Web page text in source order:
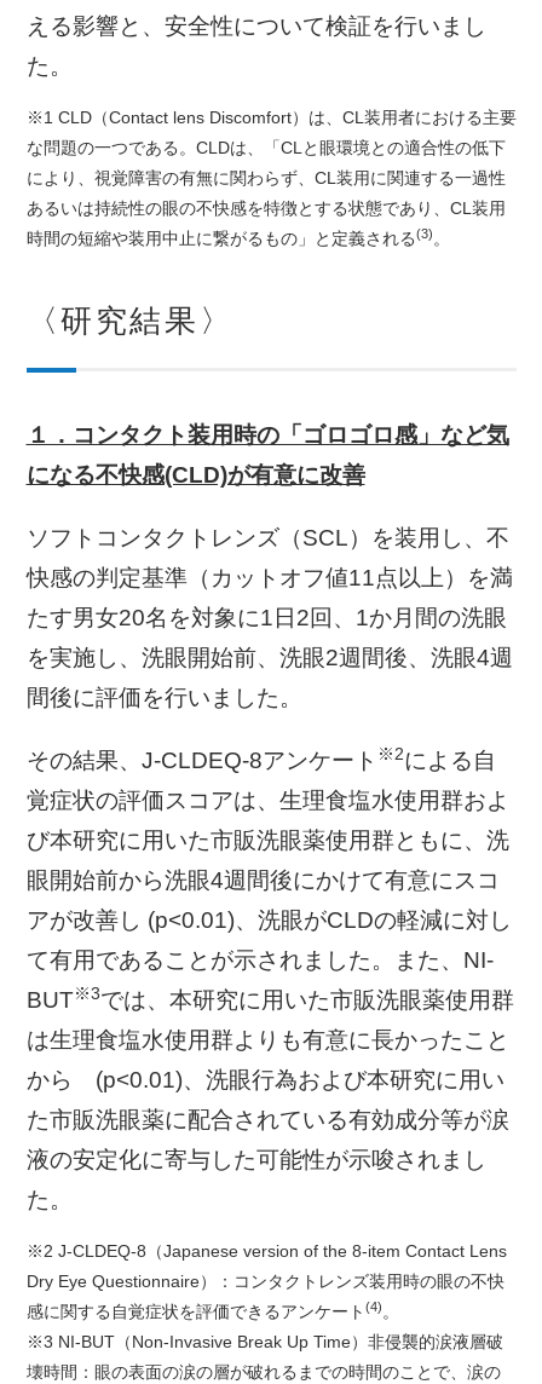
える影響と、安全性について検証を行いまし
た。
※1 CLD（Contact lens Discomfort）は、CL装用者における主要
な問題の一つである。CLDは、「CLと眼環境との適合性の低下
により、視覚障害の有無に関わらず、CL装用に関連する一過性
あるいは持続性の眼の不快感を特徴とする状態であり、CL装用
時間の短縮や装用中止に繋がるもの」と定義される(3) 。
〈研究結果〉
１．コンタクト装用時の「ゴロゴロ感」など気
になる不快感(CLD)が有意に改善
ソフトコンタクトレンズ（SCL）を装用し、不
快感の判定基準（カットオフ値11点以上）を満
たす男女20名を対象に1日2回、1か月間の洗眼
を実施し、洗眼開始前、洗眼2週間後、洗眼4週
間後に評価を行いました。
その結果、J-CLDEQ-8アンケート ※2による自
覚症状の評価スコアは、生理食塩水使用群およ
び本研究に用いた市販洗眼薬使用群ともに、洗
眼開始前から洗眼4週間後にかけて有意にスコ
アが改善し (p<0.01)、洗眼がCLDの軽減に対し
て有用であることが示されました。また、NI-
BUT※3では、本研究に用いた市販洗眼薬使用群
は生理食塩水使用群よりも有意に長かったこと
から (p<0.01)、洗眼行為および本研究に用い
た市販洗眼薬に配合されている有効成分等が涙
液の安定化に寄与した可能性が示唆されまし
た。
※2 J-CLDEQ-8（Japanese version of the 8-item Contact Lens
Dry Eye Questionnaire）：コンタクトレンズ装用時の眼の不快
感に関する自覚症状を評価できるアンケート (4)。
※3 NI-BUT（Non-Invasive Break Up Time）非侵襲的涙液層破
壊時間：眼の表面の涙の層が破れるまでの時間のことで、涙の